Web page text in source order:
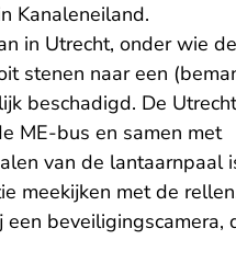
Kanaleneiland.
in Utrecht, onder wie de
stenen naar een
beschadigd. De
ME-bus en samen met
van de lantaarnpaal
meekijken met de
beveiligingscamera,